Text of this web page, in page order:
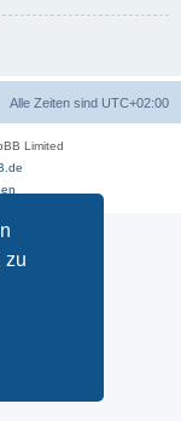
zu
Alle Zeiten sind UTC+02:00
Limited